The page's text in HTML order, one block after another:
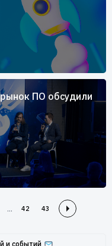
ПО обсудили
... 42 43
и событий